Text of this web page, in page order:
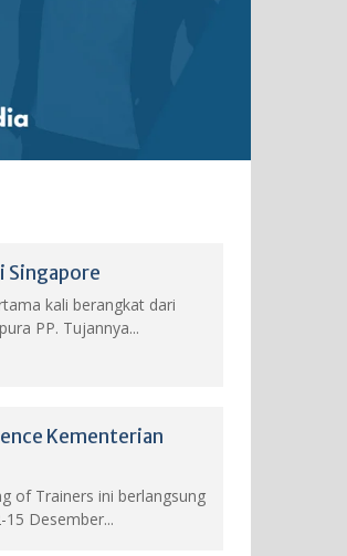
Singapore
kali berangkat dari
PP. Tujannya...
Kementerian
of Trainers ini berlangsung
Desember...